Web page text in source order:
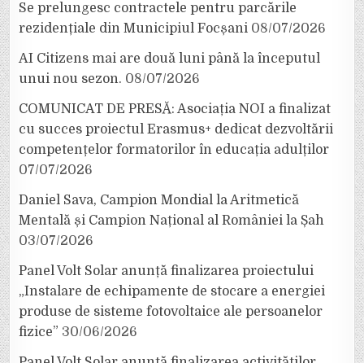
Se prelungesc contractele pentru parcările
rezidențiale din Municipiul Focșani 08/07/2026
AI Citizens mai are două luni până la începutul
unui nou sezon. 08/07/2026
COMUNICAT DE PRESĂ: Asociația NOI a finalizat
cu succes proiectul Erasmus+ dedicat dezvoltării
competențelor formatorilor în educația adulților
07/07/2026
Daniel Sava, Campion Mondial la Aritmetică
Mentală și Campion Național al României la Șah
03/07/2026
Panel Volt Solar anunță finalizarea proiectului
„Instalare de echipamente de stocare a energiei
produse de sisteme fotovoltaice ale persoanelor
fizice” 30/06/2026